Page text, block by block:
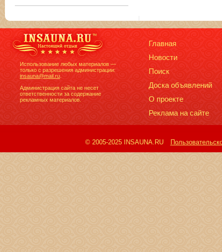
Использование любых материалов —
только с разрешения администрации:
insauna@mail.ru
Администрация сайта не несет
ответственности за содержание
рекламных материалов.
Главная
Новости
Поиск
Доска объявлений
О проекте
Реклама на сайте
© 2005-2025 INSAUNA.RU